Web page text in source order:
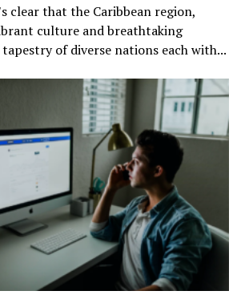
clear that the Caribbean region,
culture and breathtaking
tapestry of diverse nations each with...